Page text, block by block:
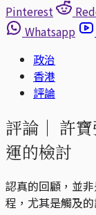
Pinterest
Whatsapp
政治
香港
評論
評論｜ 許
運的檢討
認真的回顧，並
程，尤其是觸及